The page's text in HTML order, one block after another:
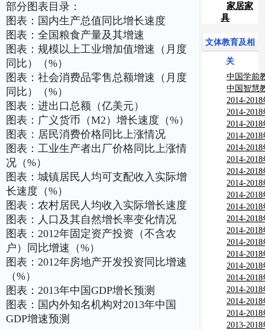
部分图表目录：
图表：国内生产总值同比增长速度
图表：全国粮食产量及其增速
图表：规模以上工业增加值增速（月度
同比）（%）
图表：社会消费品零售总额增速（月度
同比）（%）
图表：进出口总额（亿美元）
图表：广义货币（M2）增长速度（%）
图表：居民消费价格同比上涨情况
图表：工业生产者出厂价格同比上涨情
况（%）
图表：城镇居民人均可支配收入实际增
长速度（%）
图表：农村居民人均收入实际增长速度
图表：人口及其自然增长率变化情况
图表：2012年固定资产投资（不含农
户）同比增速（%）
图表：2012年房地产开发投资同比增速
（%）
图表：2013年中国GDP增长预测
图表：国内外知名机构对2013年中国
GDP增速预测
家居家
具
文体教育及相
关
中国学前
究报告
中国智慧
测报告
2014-
画用笔市
告
2014-
分析与行
2014-
析与行业
2014-
分析与行
2014-
粒市场分
2014-
用墨水市
告
2014-
与行业调
2014-
与行业调
2014-
现状分析
2014-
测及投资
2014-
监测及投
2014-
监测及投
2014-
市场现状
报告
2014-
习产品市
究报告
2014-
分析及投
2014-
需分析及
2014-
竞争力分
告
2014-
分析及投
2014-
竞争力分
2013-